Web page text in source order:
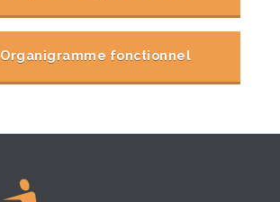
Organigramme fonctionnel